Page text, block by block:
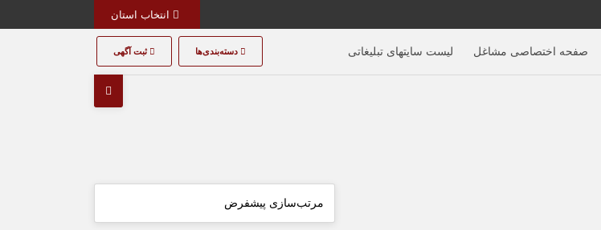
صفحه اختصاصی مشاغل لیست سایتهای تبلیغاتی دسته‌بندی‌ها ثبت آگهی